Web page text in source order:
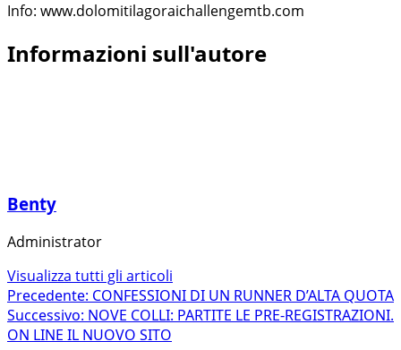
Info: www.dolomitilagoraichallengemtb.com
Informazioni sull'autore
Benty
Administrator
Visualizza tutti gli articoli
Navigazione
articolo
Precedente: CONFESSIONI DI UN RUNNER D’ALTA QUOTA
Successivo: NOVE COLLI: PARTITE LE PRE-REGISTRAZIONI.
ON LINE IL NUOVO SITO